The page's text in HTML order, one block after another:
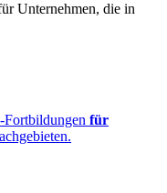
Unternehmen, die in
für